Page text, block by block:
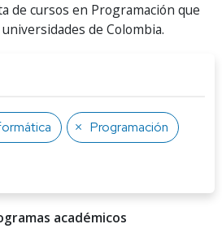
de cursos en Programación que
de Colombia.
Programación
académicos